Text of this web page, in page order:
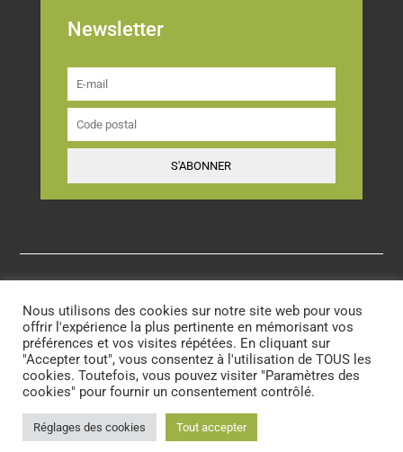
Newsletter
S'ABONNER
Mentions légales Politique de confidentialité–
CGV
Site créé et développé par Les Trafiquantes® by Jabuzze
02/2023 - Dernière mise à jour : 08/2026
Nous utilisons des cookies sur notre site web pour vous
offrir l'expérience la plus pertinente en mémorisant vos
préférences et vos visites répétées. En cliquant sur
"Accepter tout", vous consentez à l'utilisation de TOUS les
cookies. Toutefois, vous pouvez visiter "Paramètres des
cookies" pour fournir un consentement contrôlé.
Réglages des cookies Tout accepter